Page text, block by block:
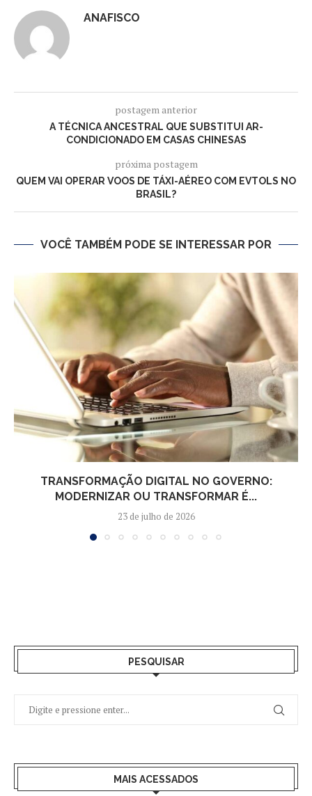
ANAFISCO
postagem anterior
A TÉCNICA ANCESTRAL QUE SUBSTITUI AR-
CONDICIONADO EM CASAS CHINESAS
próxima postagem
QUEM VAI OPERAR VOOS DE TÁXI-AÉREO COM EVTOLS NO
BRASIL?
VOCÊ TAMBÉM PODE SE INTERESSAR POR
TRANSFORMAÇÃO DIGITAL NO GOVERNO:
MODERNIZAR OU TRANSFORMAR É...
23 de julho de 2026
PESQUISAR
MAIS ACESSADOS